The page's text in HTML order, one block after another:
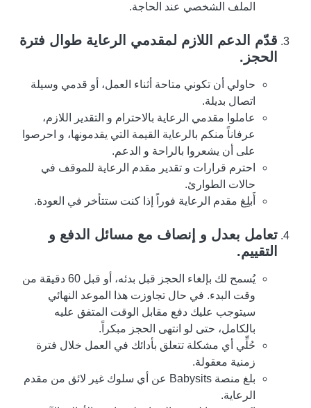
الملف الشخصي عند الحاجة.
قدّم الدعم اللازم لمقدمي الرعاية طوال فترة
الحجز.
حاولي أن تكوني متاحة أثناء العمل، أو قدمي وسيلة
اتصال بديلة.
عاملوا مقدمي الرعاية بالاحترام و التقدير اللازم،
عرفاناً منكم بالرعاية القيمة التي يقدمونها، و احرصوا
على أن يشعروا بالراحة و الدعم.
احترم قرارات و تقدير مقدم الرعاية للموقف في
حالات الطوارئ.
أَبلِغ مقدم الرعاية فوراً إذا كنت ستتأخر في العودة.
تعامل بعدل و إنصاف مع مسائل الدفع و
التقييم.
يُسمح لك بإلغاء الحجز قبل بدئه، أو قبل 60 دقيقة من
وقت البدء. في حال تجاوزت هذا الموعد النهائي
سيتوجب عليك دفع مقابل الوقت المتفق عليه
بالكامل، حتى لو انتهى الحجز مبكراً.
حُلِّي أي مشكلة تتعلق بأدائك في العمل خلال فترة
زمنية معقولة.
بلغ منصة Babysits عن أي سلوك غير لائق من مقدم
الرعاية.